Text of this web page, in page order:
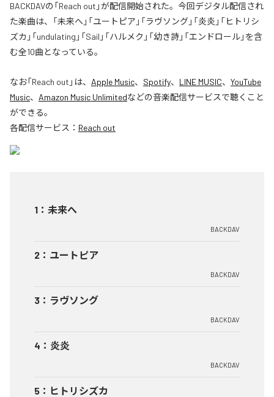
BACKDAVの「Reach out」が配信開始された。今回デジタル配信され
た楽曲は、「未来へ」「ユートピア」「ラヴソング」「炎炎」「ヒトリシ
ズカ」「undulating」「Sail」「ハルメク」「幼き詩」「エンドロール」を含
む全10曲となっている。
なお「Reach out 」は、 Apple Music、 Spotify、 LINE MUSIC、 YouTube
Music、 Amazon Music Unlimitedなどの音楽配信サービスで聴くこと
ができる。
各配信サービス： Reach out
1 ： 未来へ
BACKDAV
2 ： ユートピア
BACKDAV
3 ： ラヴソング
BACKDAV
4 ： 炎炎
BACKDAV
5 ： ヒトリシズカ